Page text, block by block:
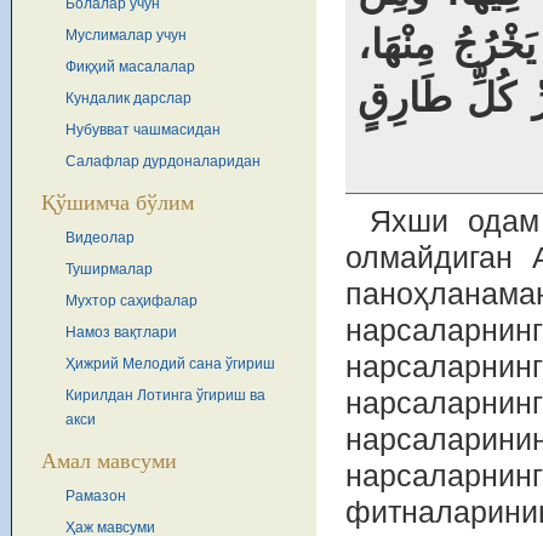
Болалар учун
Муслималар учун
Фиқҳий масалалар
Кундалик дарслар
Нубувват чашмасидан
Салафлар дурдоналаридан
Қўшимча бўлим
Видеолар
Туширмалар
Мухтор саҳифалар
Намоз вақтлари
Ҳижрий Мелодий сана ўгириш
Кирилдан Лотинга ўгириш ва
акси
Амал мавсуми
Рамазон
Ҳаж мавсуми
مِنْهَا،
كُلِّ طَارِقٍ
Яхши
олмайдиган